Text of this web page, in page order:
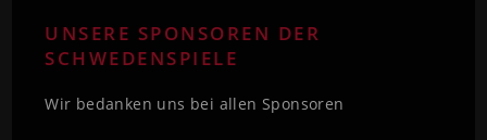
UNSERE SPONSOREN DER
SCHWEDENSPIELE
Wir bedanken uns bei allen Sponsoren